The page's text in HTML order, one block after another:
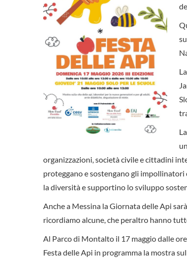
organizzazioni, società civile e cittadini
proteggano e sostengano gli impollinatori
la diversità e supportino lo sviluppo
Anche a Messina la Giornata delle Api
ricordiamo alcune, che peraltro hanno
Al Parco di Montalto il 17 maggio dalle
Festa delle Api in programma la mostra